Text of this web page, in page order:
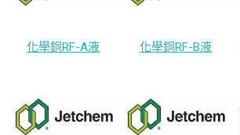
化學銅RF-A液 化學銅RF-B液